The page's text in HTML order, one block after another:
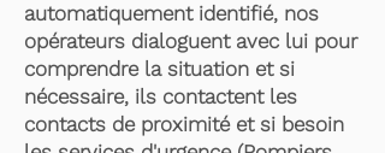
automatiquement identifié, nos
opérateurs dialoguent avec lui pour
comprendre la situation et si
nécessaire, ils contactent les
contacts de proximité et si besoin